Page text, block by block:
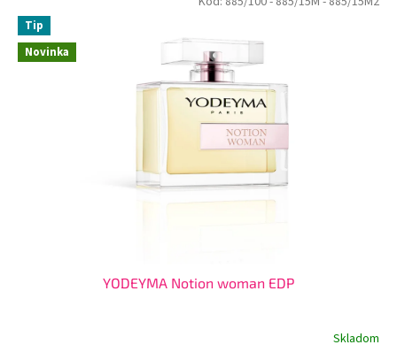
Novinka
Tip
YODEYMA Notion woman EDP
Skladom